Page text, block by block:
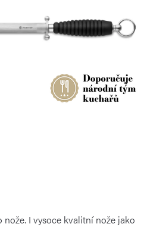
I vysoce kvalitní nože jako